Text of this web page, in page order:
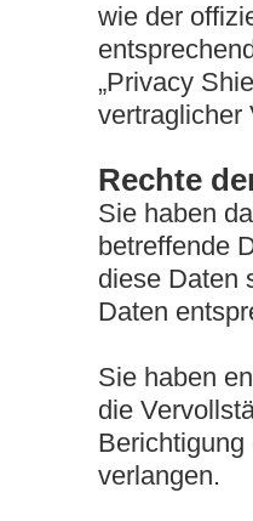
wie der
„Privacy
vertraglicher
Rechte
Sie haben
betreffende
diese Daten
Daten
Sie haben
die
verlangen.